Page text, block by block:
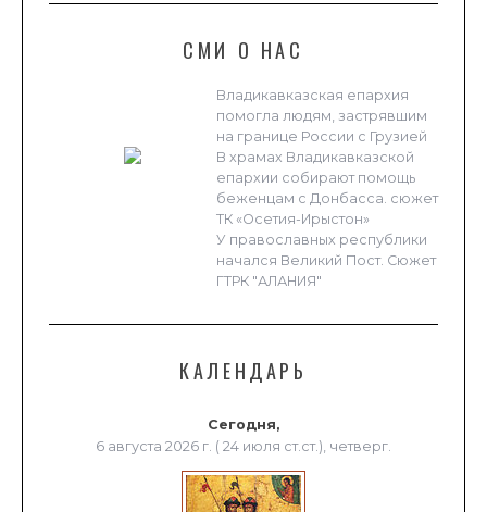
СМИ О НАС
Владикавказская епархия
помогла людям, застрявшим
на границе России с Грузией
В храмах Владикавказской
епархии собирают помощь
беженцам с Донбасса. сюжет
ТК «Осетия-Ирыстон»
У православных республики
начался Великий Пост. Сюжет
ГТРК "АЛАНИЯ"
КАЛЕНДАРЬ
Сегодня,
6 августа 2026 г. ( 24 июля ст.ст.), четверг.